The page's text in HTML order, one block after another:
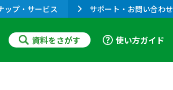
ップ・サービス サポート・お問い合わせ
資料をさがす 使い方ガイド